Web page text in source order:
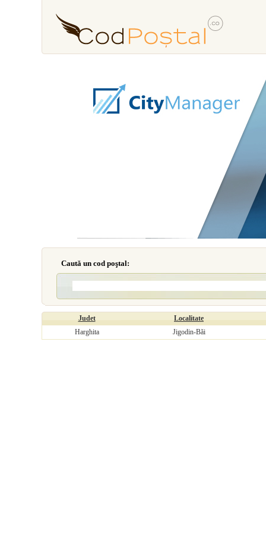
Caută un cod poştal:
Judet
Localitate
Harghita
Jigodin-Băi